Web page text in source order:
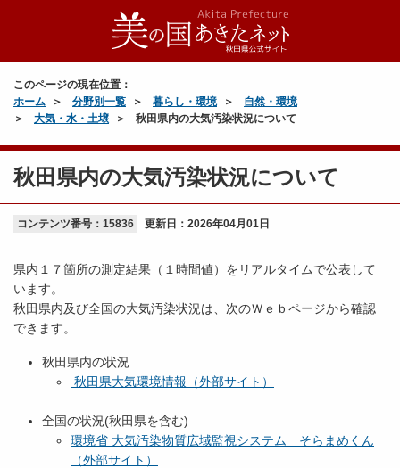
このページの現在位置：
ホーム
分野別一覧 暮らし・環境
自然・環境
大気・水・土壌
秋田県内の大気汚染状況について
秋田県内の大気汚染状況について
コンテンツ番号：15836 更新日： 2026年04月01日
県内１７箇所の測定結果（１時間値）をリアルタイムで公表して
います。
秋田県内及び全国の大気汚染状況は、次のＷｅｂページから確認
できます。
秋田県内の状況
秋田県大気環境情報（外部サイト）
全国の状況(秋田県を含む)
環境省 大気汚染物質広域監視システム そらまめくん
（外部サイト）